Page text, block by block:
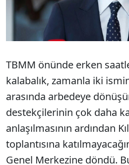
TBMM önünde erken
kalabalık, zamanla iki
arasında arbedeye
destekçilerinin çok daha
anlaşılmasının ardından
toplantısına
Genel Merkezine döndü.